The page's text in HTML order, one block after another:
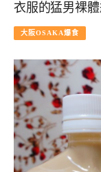
衣服的猛男裸
大阪OSAKA爆食